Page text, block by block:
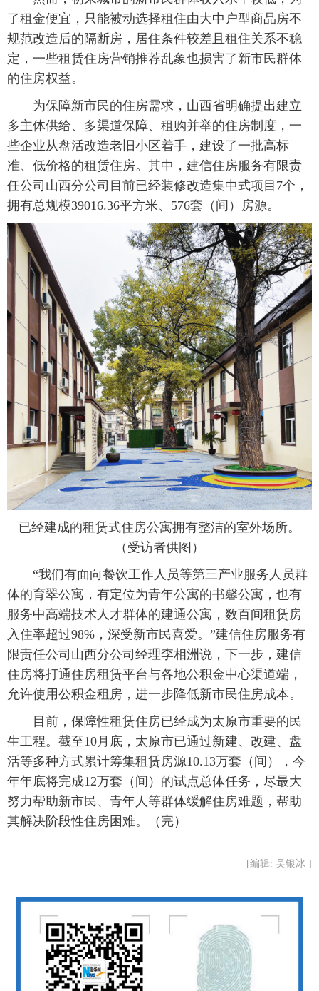
了租金便宜，只能被动选择租住由大中户型商品房不
规范改造后的隔断房，居住条件较差且租住关系不稳
定，一些租赁住房营销推荐乱象也损害了新市民群体
的住房权益。
为保障新市民的住房需求，山西省明确提出建立
多主体供给、多渠道保障、租购并举的住房制度，一
些企业从盘活改造老旧小区着手，建设了一批高标
准、低价格的租赁住房。其中，建信住房服务有限责
任公司山西分公司目前已经装修改造集中式项目7个，
拥有总规模39016.36平方米、576套（间）房源。
已经建成的租赁式住房公寓拥有整洁的室外场所。
（受访者供图）
“我们有面向餐饮工作人员等第三产业服务人员群
体的育翠公寓，有定位为青年公寓的书馨公寓，也有
服务中高端技术人才群体的建通公寓，数百间租赁房
入住率超过98%，深受新市民喜爱。”建信住房服务有
限责任公司山西分公司经理李相洲说，下一步，建信
住房将打通住房租赁平台与各地公积金中心渠道端，
允许使用公积金租房，进一步降低新市民住房成本。
目前，保障性租赁住房已经成为太原市重要的民
生工程。截至10月底，太原市已通过新建、改建、盘
活等多种方式累计筹集租赁房源10.13万套（间），今
年年底将完成12万套（间）的试点总体任务，尽最大
努力帮助新市民、青年人等群体缓解住房难题，帮助
其解决阶段性住房困难。（完）
[编辑: 吴银冰 ]